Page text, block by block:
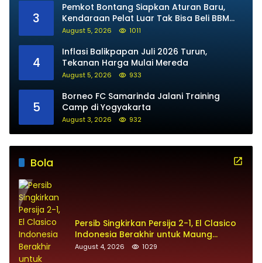
3
Pemkot Bontang Siapkan Aturan Baru,
Kendaraan Pelat Luar Tak Bisa Beli BBM
Subsidi
August 5, 2026 1011
4
Inflasi Balikpapan Juli 2026 Turun,
Tekanan Harga Mulai Mereda
August 5, 2026 933
5
Borneo FC Samarinda Jalani Training
Camp di Yogyakarta
August 3, 2026 932
Bola
Persib Singkirkan Persija 2-1, El Clasico
Indonesia Berakhir untuk Maung
Bandung
August 4, 2026 1029